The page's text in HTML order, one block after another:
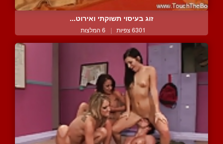
זוג בעיסוי תשוקתי ואירוט...
6301 צפיות | 6 המלצות